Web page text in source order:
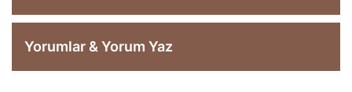
Yorumlar & Yorum Yaz